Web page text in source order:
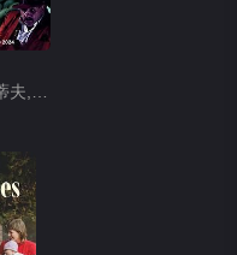
主演：罗伯特·蒂夫,谢里夫·马塔尔,凯特·莫伊拉